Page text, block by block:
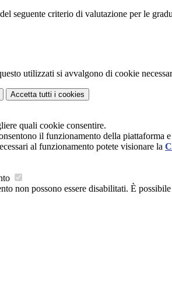
seguente criterio di valutazione per le
utilizzati si avvalgono di cookie
Accetta tutti i cookies
quali cookie consentire.
il funzionamento della piattaforma
al funzionamento potete visionare la
non possono essere disabilitati. È